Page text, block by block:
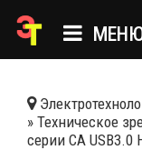
КАТАЛОГ
» Техническое
серии CA USB3.0